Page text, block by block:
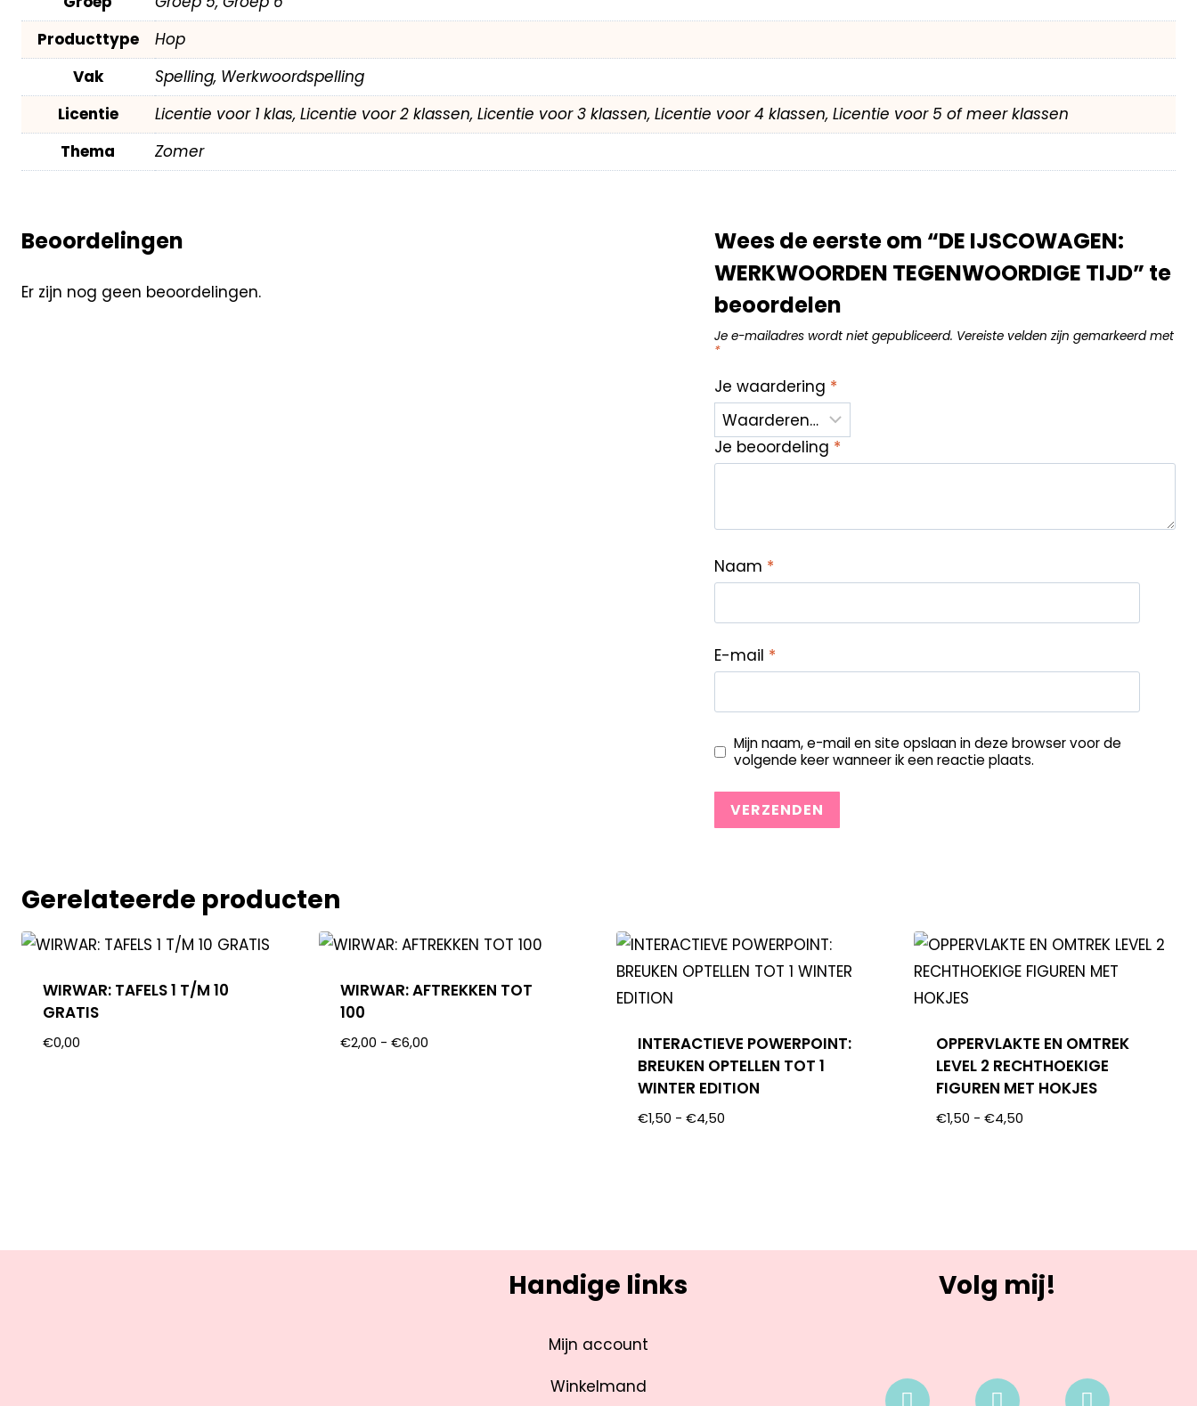
Producttype
Hop
Vak
Spelling, Werkwoordspelling
Licentie
Licentie voor 1 klas, Licentie voor 2 klassen, Licentie voor 3 klassen, Licentie voor 4 klassen, Licentie voor 5 of meer klassen
Thema
Zomer
Beoordelingen
Er zijn nog geen beoordelingen.
Wees de eerste om “DE IJSCOWAGEN:
WERKWOORDEN TEGENWOORDIGE TIJD” te
beoordelen
Je e-mailadres wordt niet gepubliceerd. Vereiste velden zijn gemarkeerd met
*
Je waardering *
Je beoordeling *
Naam *
E-mail *
Mijn naam, e-mail en site opslaan in deze browser voor de
volgende keer wanneer ik een reactie plaats.
Gerelateerde producten
WIRWAR: TAFELS 1 T/M 10
GRATIS
€0,00
WIRWAR: AFTREKKEN TOT
100
€2,00 - €6,00
INTERACTIEVE POWERPOINT:
BREUKEN OPTELLEN TOT 1
WINTER EDITION
€1,50 - €4,50
OPPERVLAKTE EN OMTREK
LEVEL 2 RECHTHOEKIGE
FIGUREN MET HOKJES
€1,50 - €4,50
Handige links
Mijn account
Winkelmand
Volg mij!